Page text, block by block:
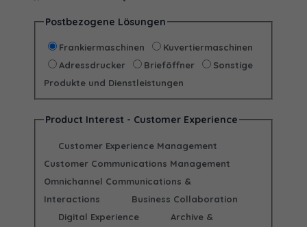
Postbezogene Lösungen
Frankiermaschinen
Kuvertiermaschinen
Adressdrucker
Brieföffner
Sonstige
Produkte und Dienstleistungen
Product Interest - Customer Experience
Customer Experience Management
Customer Communications Management
Omnichannel Communications &
Interactions
Business Collaboration
Digital Experience
Archive &